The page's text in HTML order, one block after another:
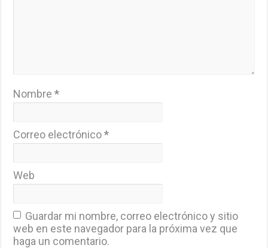
Nombre*
Correo electrónico*
Web
Guardar mi nombre, correo electrónico y sitio
web en este navegador para la próxima vez que
haga un comentario.